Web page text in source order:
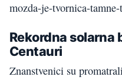
mozda-je-tvornica-
Rekordna solarna
Centauri
Znanstvenici su